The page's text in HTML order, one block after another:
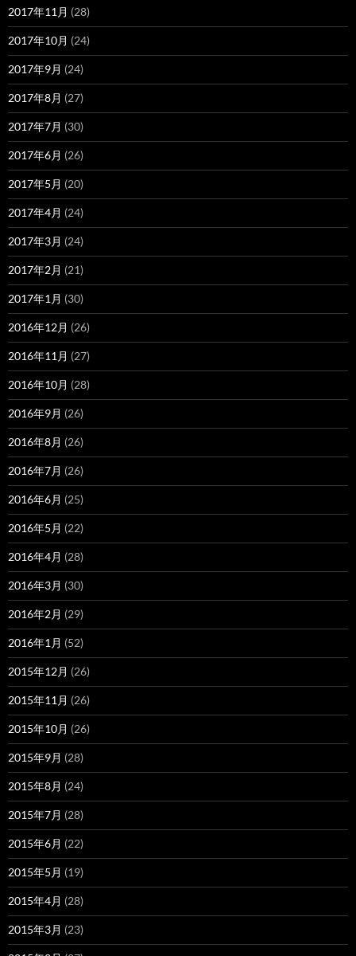
2017年11月 (28)
2017年10月 (24)
2017年9月 (24)
2017年8月 (27)
2017年7月 (30)
2017年6月 (26)
2017年5月 (20)
2017年4月 (24)
2017年3月 (24)
2017年2月 (21)
2017年1月 (30)
2016年12月 (26)
2016年11月 (27)
2016年10月 (28)
2016年9月 (26)
2016年8月 (26)
2016年7月 (26)
2016年6月 (25)
2016年5月 (22)
2016年4月 (28)
2016年3月 (30)
2016年2月 (29)
2016年1月 (52)
2015年12月 (26)
2015年11月 (26)
2015年10月 (26)
2015年9月 (28)
2015年8月 (24)
2015年7月 (28)
2015年6月 (22)
2015年5月 (19)
2015年4月 (28)
2015年3月 (23)